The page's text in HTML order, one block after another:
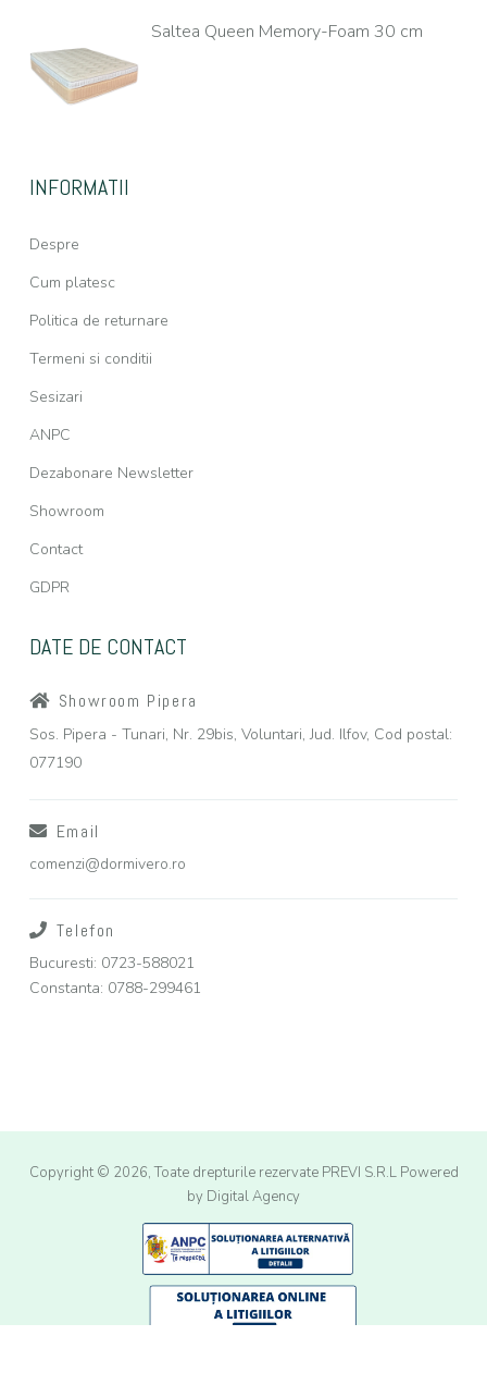
Saltea Queen Memory-Foam 30 cm
INFORMATII
Despre
Cum platesc
Politica de returnare
Termeni si conditii
Sesizari
ANPC
Dezabonare Newsletter
Showroom
Contact
GDPR
DATE DE CONTACT
Showroom Pipera
Sos. Pipera - Tunari, Nr. 29bis, Voluntari, Jud. Ilfov, Cod postal:
077190
Email
comenzi@dormivero.ro
Telefon
Bucuresti: 0723-588021
Constanta: 0788-299461
Copyright © 2026, Toate drepturile rezervate PREVI S.R.L Powered
by Digital Agency